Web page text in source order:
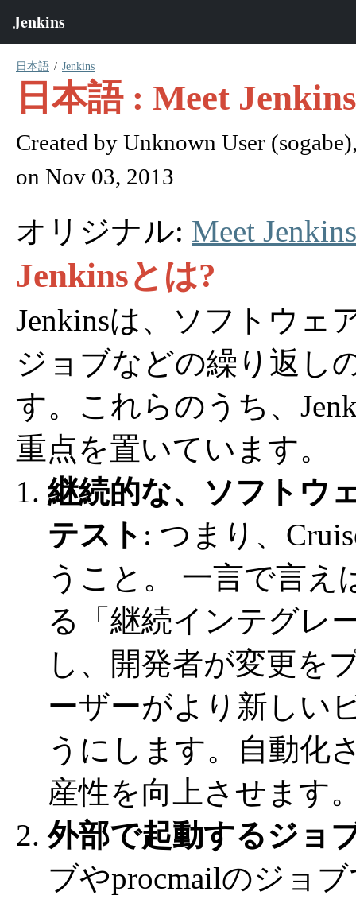
日本語 Jenkins
日本語 : Meet Jenkins
Created by Unknown User (sogabe)
on Nov 03, 2013
オリジナル: Meet Jenkins
Jenkinsとは?
Jenkinsは、ソフトウェ
ジョブなどの繰り返し
す。これらのうち、
重点を置いています。
継続的な、ソフトウ
テスト : つまり、
うこと。 一言で言え
る「継続インテグレ
し、開発者が変更を
ーザーがより新しい
うにします。自動化
産性を向上させます
外部で起動するジョ
ブやprocmailのジョ